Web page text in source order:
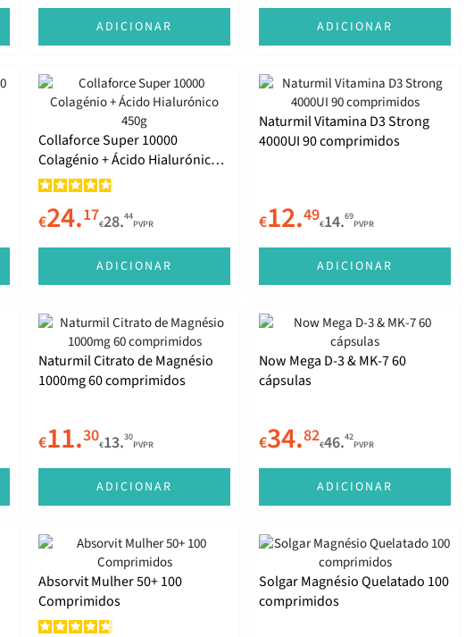
ADICIONAR ADICIONAR
Collaforce Super 10000
Colagénio + Ácido Hialurónico
450g
€24.17€28.44
PVPR
ADICIONAR
Naturmil Vitamina D3 Strong
4000UI 90 comprimidos
€12.49€14.69
PVPR
ADICIONAR
Naturmil Citrato de Magnésio
1000mg 60 comprimidos
€11.30€13.30
PVPR
ADICIONAR
Now Mega D-3 & MK-7 60
cápsulas
€34.82€46.42
PVPR
ADICIONAR
Absorvit Mulher 50+ 100
Comprimidos
Solgar Magnésio Quelatado 100
comprimidos